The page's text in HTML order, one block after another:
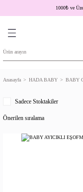
1000₺ve
Anasayfa HADA BABY BABY
Sadece Stoktakiler